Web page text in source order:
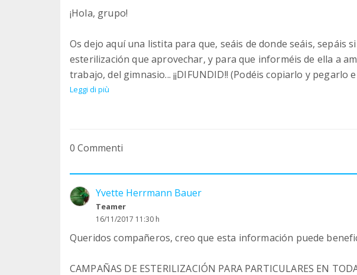
¡Hola, grupo!
Os dejo aquí una listita para que, seáis de donde seáis, sepáis
esterilización que aprovechar, y para que informéis de ella a
trabajo, del gimnasio... ¡¡DIFUNDID!! (Podéis copiarlo y pegarlo
enviarlo por whatsapp... ¡lo que queráis!).
BARCELONA (indefinida, pide cita ya)
http://savealife.es/perros/esterilizaciones
BARCELONA - (hasta agotarse cupones)
Leggi di più
0 Commenti
Yvette Herrmann Bauer
Teamer
16/11/2017 11:30 h
Queridos compañeros, creo que esta información puede
CAMPAÑAS DE ESTERILIZACIÓN PARA PARTICULARES EN